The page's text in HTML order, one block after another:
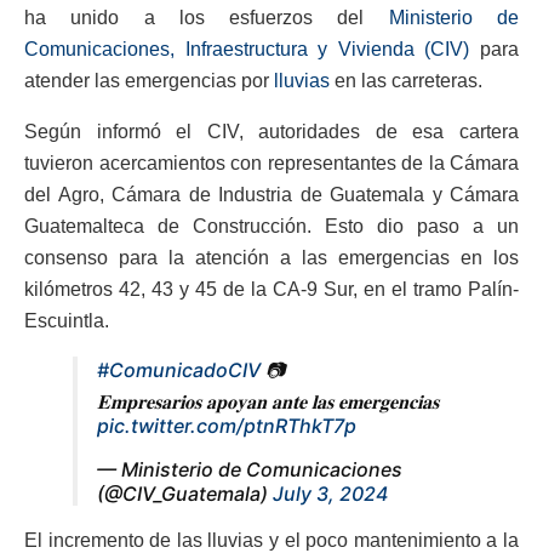
ha unido a los esfuerzos del
Ministerio de
Comunicaciones, Infraestructura y Vivienda (CIV) para
atender las emergencias por
lluvias en las carreteras.
Según informó el CIV, autoridades de esa cartera
tuvieron acercamientos con representantes de la Cámara
del Agro, Cámara de Industria de Guatemala y Cámara
Guatemalteca de Construcción. Esto dio paso a un
consenso para la atención a las emergencias en los
kilómetros 42, 43 y 45 de la CA-9 Sur, en el tramo Palín-
Escuintla.
#ComunicadoCIV📷
𝐄𝐦𝐩𝐫𝐞𝐬𝐚𝐫𝐢𝐨𝐬 𝐚𝐩𝐨𝐲𝐚𝐧 𝐚𝐧𝐭𝐞 𝐥𝐚𝐬 𝐞𝐦𝐞𝐫𝐠𝐞𝐧𝐜𝐢𝐚𝐬
pic.twitter.com/ptnRThkT7p
— Ministerio de Comunicaciones
(@CIV_Guatemala) July 3, 2024
El incremento de las lluvias y el poco mantenimiento a la